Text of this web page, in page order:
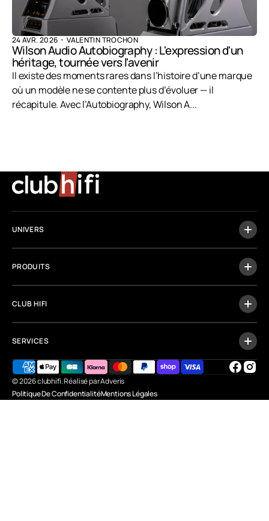
24 AVR. 2026 VALENTIN TROCHON
Wilson Audio Autobiography : L'expression d'un
héritage, tournée vers l'avenir
Il existe des moments rares dans l’histoire d’une marque
où un modèle ne se contente plus d’évoluer — il
récapitule. Avec l’Autobiography, Wilson A...
UNIVERS
PRODUITS
CLUB HIFI
SERVICES
© 2026clubhifi.Réalisé par Adveris
Politique De ConfidentialitéMentions Légales